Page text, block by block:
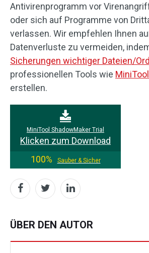
Antivirenprogramm vor
oder sich auf Programme von
verlassen. Wir empfehlen Ihnen
Datenverluste zu vermeiden,
Sicherungen wichtiger Dateien/
professionellen Tools wie
erstellen.
MiniTool ShadowMaker Trial
Klicken zum Download
100%
Sauber & Sicher
ÜBER DEN AUTOR